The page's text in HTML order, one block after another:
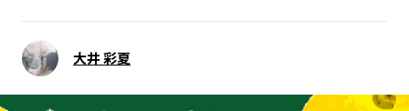
栃木エリア
群馬エリア
埼玉エリア
東京23区エリア
大井 彩夏